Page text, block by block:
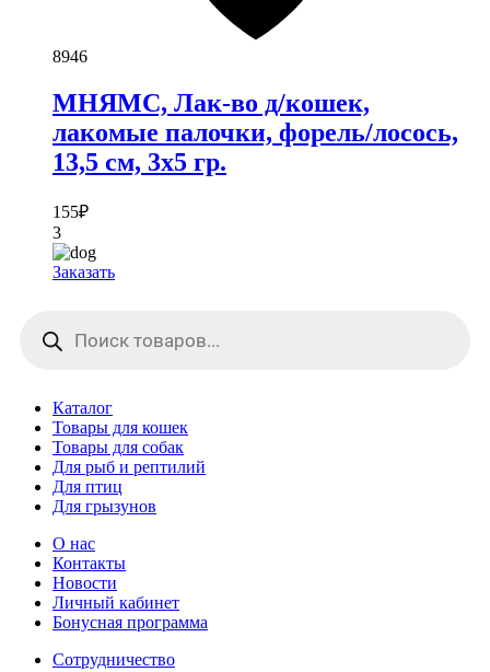
8946
МНЯМС, Лак-во д/кошек,
лакомые палочки, форель/лосось,
13,5 см, 3х5 гр.
155₽
3
Заказать
товаров
Каталог
Товары для кошек
Товары для собак
Для рыб и рептилий
Для птиц
Для грызунов
О нас
Контакты
Новости
Личный кабинет
Бонусная программа
Сотрудничество